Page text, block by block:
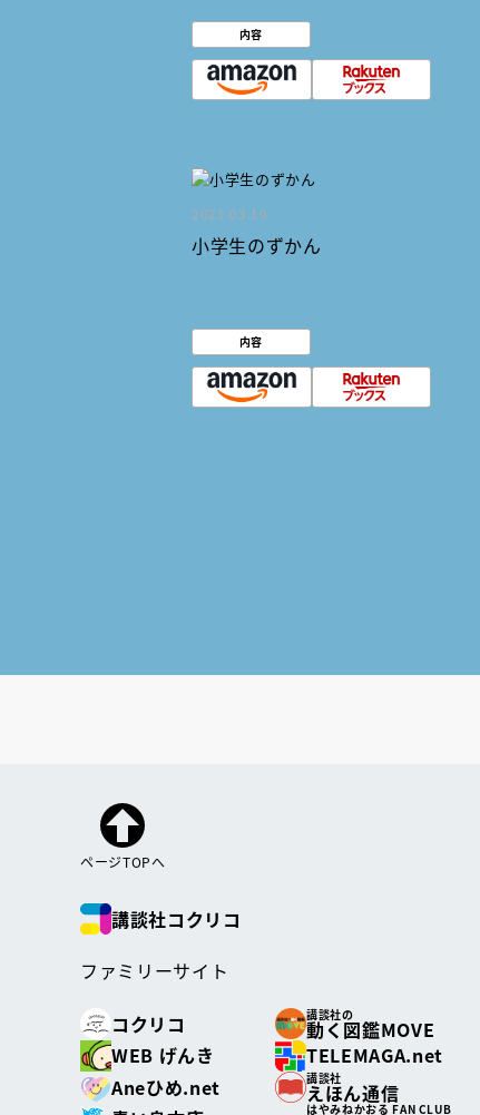
内容
2021.03.19
小学生のずかん
内容
ページTOPへ
講談社コクリコ
ファミリーサイト
コクリコ
講談社の
動く図鑑MOVE
WEB げんき
TELEMAGA.net
Aneひめ.net
講談社
えほん通信
はやみねかおる FAN CLUB